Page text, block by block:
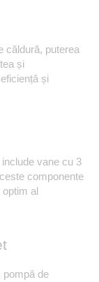
căldură, puterea
și
și
vane cu 3
componente
al
pompă de